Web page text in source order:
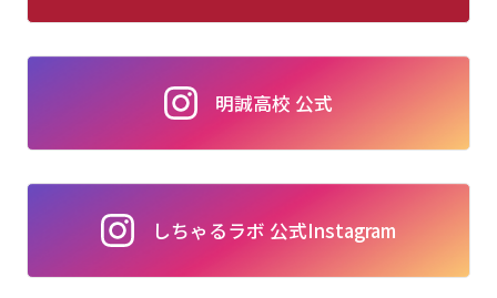
明誠高校 公式
しちゃるラボ 公式Instagram